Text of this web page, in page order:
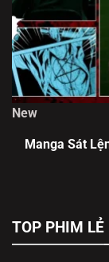
New
Manga Sát
TOP PHIM LẺ